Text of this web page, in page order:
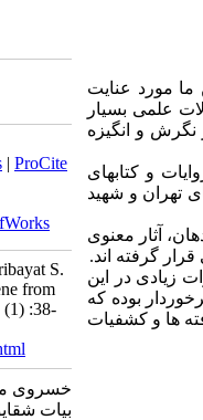
مورد عنایت
علمی بسیار
و انگیزه
و کتابهای
تهران و شهید
آثار معنوی
گرفته اند.
زیادی در این
بوده که
ها و کشفیات
| ProCite
S.
from
(1) :38-
خسروی
بیات